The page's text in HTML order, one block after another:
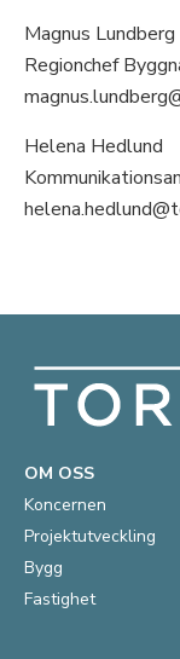
Magnus Lundberg
Regionchef
Helena Hedlund
OM OSS
Koncernen
Projektutveckling
Bygg
Fastighet